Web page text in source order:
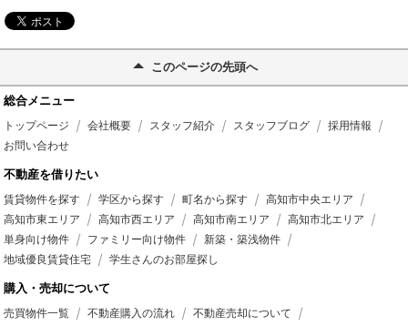
このページの先頭へ
総合メニュー
トップページ 会社概要 スタッフ紹介 スタッフブログ
採用情報
お問い合わせ
不動産を借りたい
賃貸物件を探す 学区から探す 町名から探す
高知市中央エリア
高知市東エリア
高知市西エリア 高知市南エリア
高知市北エリア
単身向け物件
ファミリー向け物件
新築・築浅物件
地域優良賃貸住宅
学生さんのお部屋探し
購入・売却について
売買物件一覧 不動産購入の流れ
不動産売却について